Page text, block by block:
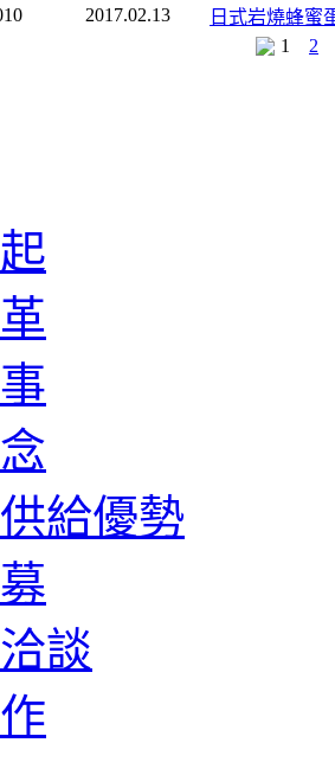
2017.02.13
日式岩燒蜂蜜
1 2
給優勢
談